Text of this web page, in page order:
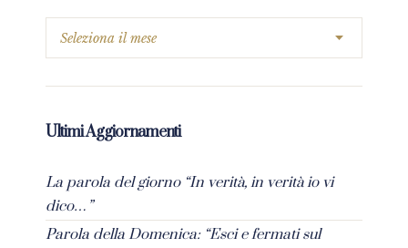
Ultimi Aggiornamenti
La parola del giorno “In verità, in verità io vi
dico…”
Parola della Domenica: “Esci e fermati sul